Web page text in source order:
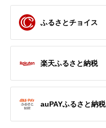
ふるさとチョイス
楽天ふるさと納税
auPAYふるさと納税